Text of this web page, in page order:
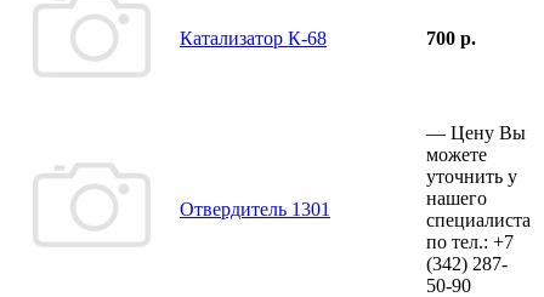
Катализатор К-68 700 р.
Отвердитель 1301
— Цену Вы
можете
уточнить у
нашего
специалиста
по тел.: +7
(342) 287-
50-90